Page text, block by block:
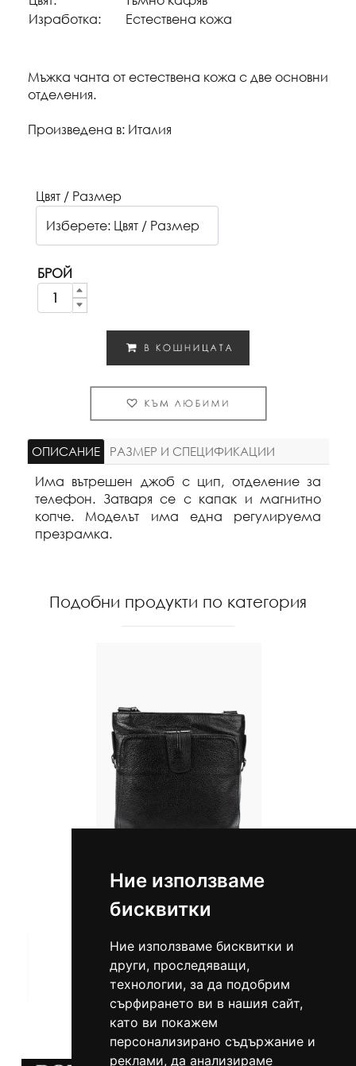
Ние използваме
бисквитки
Ние използваме бисквитки и
други, проследяващи,
технологии, за да подобрим
сърфирането ви в нашия сайт,
като ви покажем
персонализирано съдържание и
реклами, да анализираме
Изработка:
Естествена кожа
Мъжка чанта от естествена кожа с две основни
отделения.
Произведена в: Италия
Цвят / Размер
БРОЙ
ОПИСАНИЕ РАЗМЕР И СПЕЦИФИКАЦИИ
Има вътрешен джоб с цип, отделение за
телефон. Затваря се с капак и магнитно
копче. Моделът има една регулируема
презрамка.
Подобни продукти по категория
ИЗЧЕРПАН